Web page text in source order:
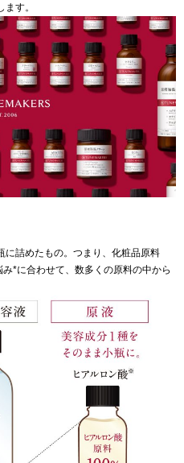
す。
に詰めたもの。つまり、化粧品原料
*に合わせて、数多くの原料の中から